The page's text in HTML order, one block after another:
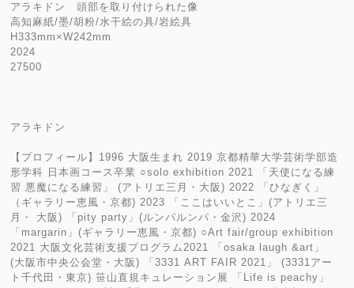
アラキドン 頭部を取り付けられた像
高知麻紙/墨/胡粉/水干絵の具/岩絵具
H333mm×W242mm
2024
27500
アラキドン
【プロフィール】1996 大阪生まれ 2019 京都精華大学芸術学部造
形学科 日本画コース卒業 ○solo exhibition 2021 「天使になる練
習 悪魔になる練習」 (アトリエ三月・大阪) 2022 「ひなぎく」
（ギャラリー恵風・京都) 2023 「ここはいいとこ」(アトリエ三
月・ 大阪) 「pity party」(ルンパルンパ・金沢) 2024
「margarin」(ギャラリー恵風・京都) ○Art fair/group exhibition
2021 大阪文化芸術支援プログラム2021 「osaka laugh &art」
(大阪市中央公会堂・大阪) 「3331 ART FAIR 2021」 (3331アー
ト千代田・東京) 笹山直規キュレーション展 「Life is peachy」